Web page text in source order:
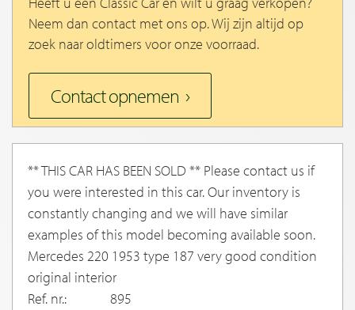
Neem dan contact met ons op. Wij zijn altijd op
zoek naar oldtimers voor onze voorraad.
Contact opnemen
** THIS CAR HAS BEEN SOLD ** Please contact us if
you were interested in this car. Our inventory is
constantly changing and we will have similar
examples of this model becoming available soon.
Mercedes 220 1953 type 187 very good condition
original interior
Ref. nr.:
895